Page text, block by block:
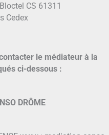
CS 61311
Cedex
le médiateur à la
ci-dessous :
DRÔME